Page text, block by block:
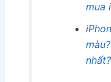
mua
nhất?